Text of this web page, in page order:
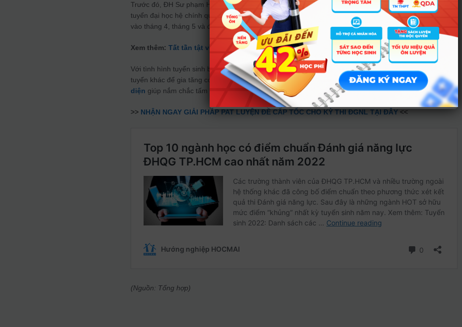
Trước đó, ĐH Sư phạm Hà Nội cũng đã công bố Đề án tổ chức kỳ thi độc lập đánh giá năng lực xét
tuyển đại học hệ chính quy. Theo đó, năm 2023, trường dự kiến tố chức 2 đợt thi Đánh giá năng lực
vào tháng 4, tháng 5 và đã có8 trường ĐH công nhận kết quả trong xét tuyển.
Xem thêm:Tất tần tật về kỳ thi Đánh giá năng lực ĐH Sư phạm Hà Nội
Với tình hình tuyển sinh biến động như năm nay, thí sinh cần chuẩn bị cho mình một phương án xét
tuyển khác để gia tăng cơ hội đỗ đại học. Khám phá ngay Giải pháp ôn luyện kỳ thi riêng toàn
diện giúp nắm chắc tấm vé trúng tuyển vào những trường đại học TOP đầu.
>> NHẬN NGAY GIẢI PHÁP PAT LUYỆN ĐỀ CẤP TỐC CHO KỲ THI ĐGNL TẠI ĐÂY <<
(Nguồn: Tổng hợp)